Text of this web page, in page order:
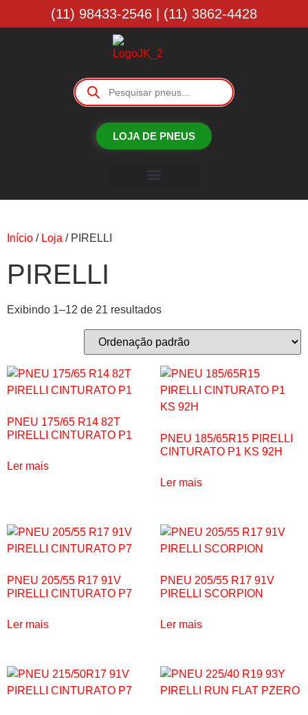
(11) 98433-2546 | (11) 3862-4428
LOJA DE PNEUS
Início / Loja / PIRELLI
PIRELLI
Exibindo 1–12 de 21 resultados
PNEU 175/65 R14 82T
PIRELLI CINTURATO P1
Ler mais
PNEU 185/65R15 PIRELLI
CINTURATO P1 KS 92H
Ler mais
PNEU 205/55 R17 91V
PIRELLI CINTURATO P7
Ler mais
PNEU 205/55 R17 91V
PIRELLI SCORPION
Ler mais